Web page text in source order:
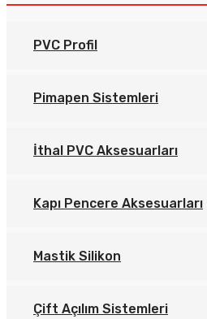
PVC Profil
Pimapen Sistemleri
İthal PVC Aksesuarları
Kapı Pencere Aksesuarları
Mastik Silikon
Çift Açılım Sistemleri